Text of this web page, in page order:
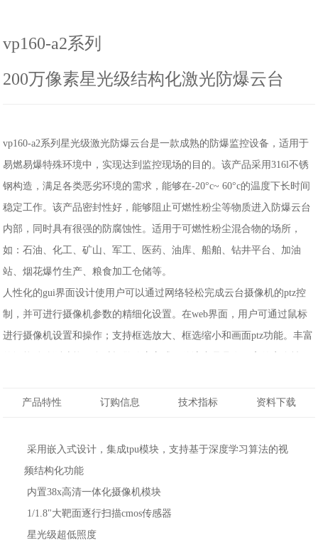
vp160-a2系列
200万像素星光级结构化激光防爆云台
vp160-a2系列星光级激光防爆云台是一款成熟的防爆监控设备，适用于
易燃易爆特殊环境中，实现达到监控现场的目的。该产品采用316l不锈
钢构造，满足各类恶劣环境的需求，能够在-20°c~ 60°c的温度下长时间
稳定工作。该产品密封性好，能够阻止可燃性粉尘等物质进入防爆云台
内部，同时具有很强的防腐蚀性。适用于可燃性粉尘混合物的场所，
如：石油、化工、矿山、军工、医药、油库、船舶、钻井平台、加油
站、烟花爆竹生产、粮食加工仓储等。
人性化的gui界面设计使用户可以通过网络轻松完成云台摄像机的ptz控
制，并可进行摄像机参数的精细化设置。在web界面，用户可通过鼠标
进行摄像机设置和操作；支持框选放大、框选缩小和画面ptz功能。丰富
产品特性 订购信息 技术指标 资料下载
 采用嵌入式设计，集成tpu模块，支持基于深度学习算法的视
频结构化功能
 内置38x高清一体化摄像机模块
 1/1.8"大靶面逐行扫描cmos传感器
 星光级超低照度